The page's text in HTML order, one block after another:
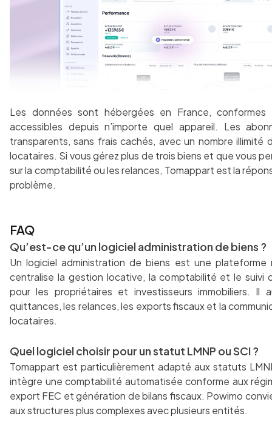
Les données sont hébergées en France,
accessibles depuis n’importe quel appareil. Les
transparents, sans frais cachés, avec un nombre illimité
locataires. Si vous gérez plus de trois biens et que vous
sur la comptabilité ou les relances, Tomappart est la
problème.
FAQ
Qu’est-ce qu’un logiciel administration de biens ?
Un logiciel administration de biens est une plateforme
centralise la gestion locative, la comptabilité et le suivi
pour les propriétaires et investisseurs immobiliers. Il
quittances, les relances, les exports fiscaux et la
locataires.
Quel logiciel choisir pour un statut LMNP ou SCI ?
Tomappart est particulièrement adapté aux statuts
intègre une comptabilité automatisée conforme aux
export FEC et génération de bilans fiscaux. Powimo
aux structures plus complexes avec plusieurs entités.